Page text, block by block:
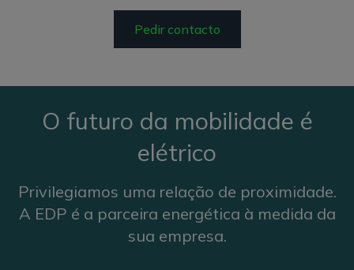
Pedir contacto
O futuro da mobilidade é
elétrico
Privilegiamos uma relação de proximidade.
A EDP é a parceira energética à medida da
sua empresa.